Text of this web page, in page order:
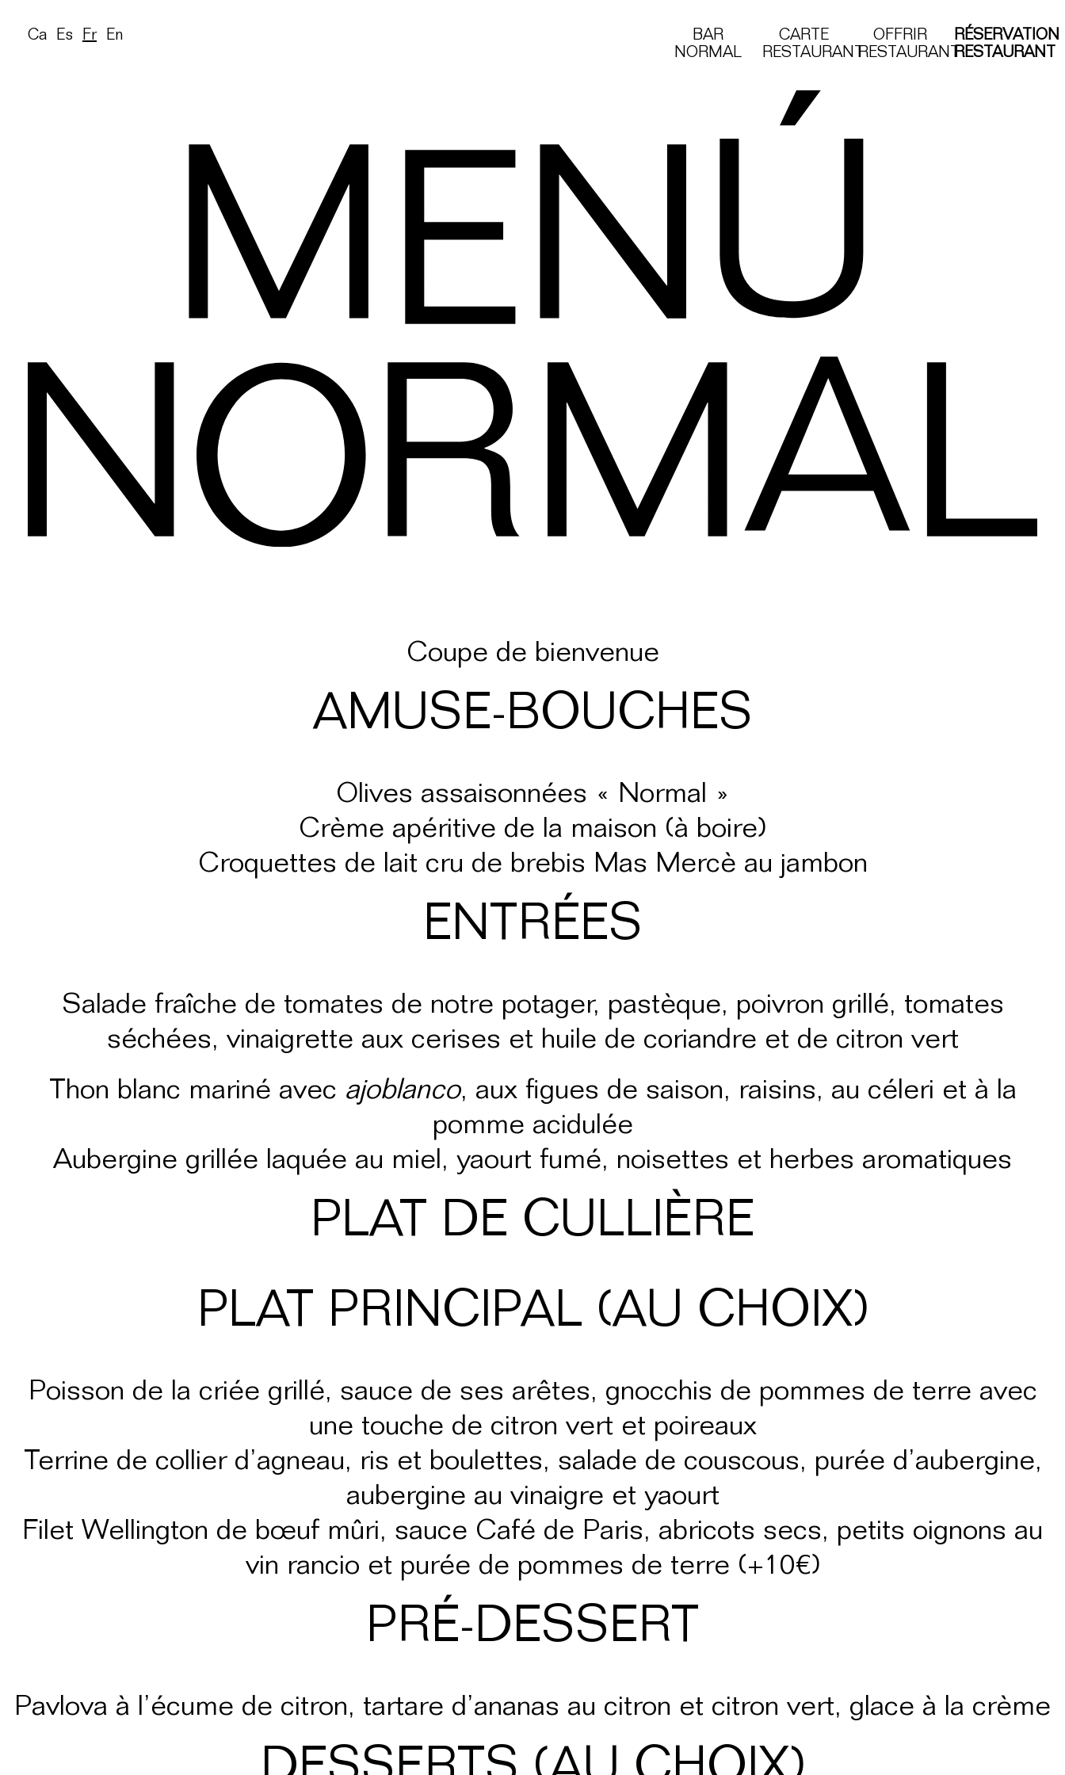
Ca Es Fr En
BAR
NORMAL
CARTE
RESTAURANT
OFFRIR
RESTAURANT
RÉSERVATION
RESTAURANT
Coupe de bienvenue
AMUSE-BOUCHES
Olives assaisonnées « Normal »
Crème apéritive de la maison (à boire)
Croquettes de lait cru de brebis Mas Mercè au jambon
ENTRÉES
Salade fraîche de tomates de notre potager, pastèque, poivron grillé, tomates
séchées, vinaigrette aux cerises et huile de coriandre et de citron vert
Thon blanc mariné avec ajoblanco, aux figues de saison, raisins, au céleri et à la
pomme acidulée
Aubergine grillée laquée au miel, yaourt fumé, noisettes et herbes aromatiques
PLAT DE CULLIÈRE
PLAT PRINCIPAL (AU CHOIX)
Poisson de la criée grillé, sauce de ses arêtes, gnocchis de pommes de terre avec
une touche de citron vert et poireaux
Terrine de collier d’agneau, ris et boulettes, salade de couscous, purée d’aubergine,
aubergine au vinaigre et yaourt
Filet Wellington de bœuf mûri, sauce Café de Paris, abricots secs, petits oignons au
vin rancio et purée de pommes de terre (+10€)
PRÉ-DESSERT
Pavlova à l’écume de citron, tartare d’ananas au citron et citron vert, glace à la crème